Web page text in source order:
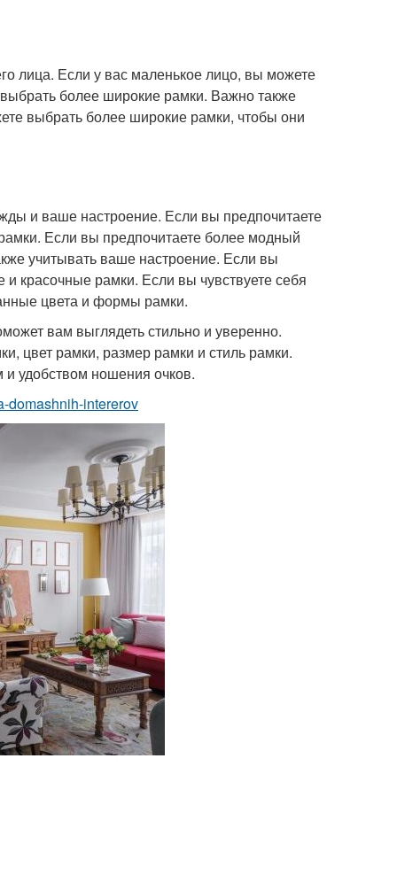
лица. Если у вас маленькое лицо, вы можете
более широкие рамки. Важно также
выбрать более широкие рамки, чтобы они
и ваше настроение. Если вы предпочитаете
Если вы предпочитаете более модный
учитывать ваше настроение. Если вы
красочные рамки. Если вы чувствуете себя
цвета и формы рамки.
вам выглядеть стильно и уверенно.
цвет рамки, размер рамки и стиль рамки.
удобством ношения очков.
domashnih-intererov